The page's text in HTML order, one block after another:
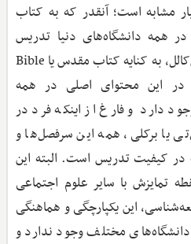
مشابه است؛ آنقدر که به کتاب
همه دانشگاه‌های دنیا تدریس
می‌شود، یعنی اقتصاد خرد مس‌کالل، به کنایه کتاب مقدس یا Bible
در این محتوای اصلی در همه
دارد و فارغ از اینکه فرد در
یا برکلی، همه این سرفصل‌ها و
کیفیت تدریس است. البته این
تمایزش با سایر علوم اجتماعی
این یکپارچگی و هماهنگی
مختلف وجود ندارد و